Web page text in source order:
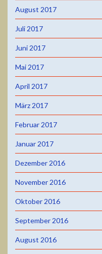
August 2017
Juli 2017
Juni 2017
Mai 2017
April 2017
März 2017
Februar 2017
Januar 2017
Dezember 2016
November 2016
Oktober 2016
September 2016
August 2016